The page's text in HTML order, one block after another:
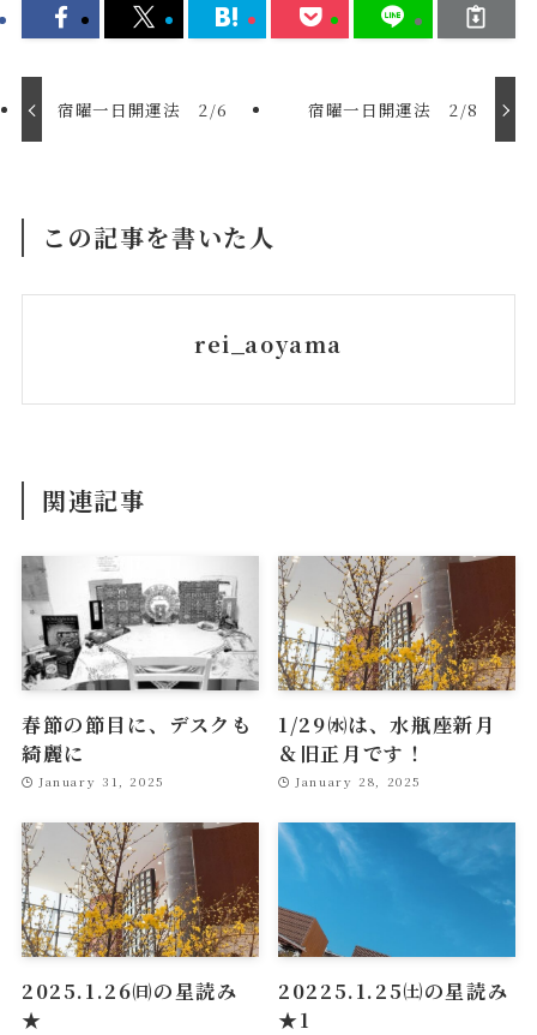
宿曜一日開運法 2/6 宿曜一日開運法 2/8
この記事を書いた人
rei_aoyama
関連記事
春節の節目に、デスクも
綺麗に
January 31, 2025
1/29㈬は、水瓶座新月
＆旧正月です！
January 28, 2025
2025.1.26㈰の星読み
★
20225.1.25㈯の星読み
★1